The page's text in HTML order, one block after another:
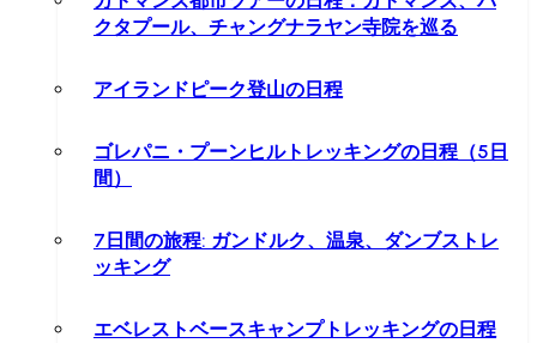
クタプール、チャングナラヤン寺院を巡る
アイランドピーク登山の日程
ゴレパニ・プーンヒルトレッキングの日程（5日
間）
7日間の旅程: ガンドルク、温泉、ダンブストレ
ッキング
エベレストベースキャンプトレッキングの日程